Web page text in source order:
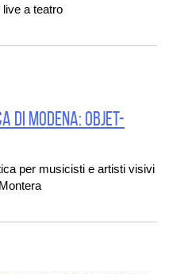
a teatro
DI MODENA: OBJET-
per musicisti e artisti visivi